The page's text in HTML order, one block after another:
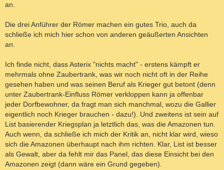
an.
Die drei Anführer der Römer machen ein gutes Trio, auch da
schließe ich mich hier schon von anderen geäußerten Ansichten
an.
Ich finde nicht, dass Asterix "nichts macht" - erstens kämpft er
mehrmals ohne Zaubertrank, was wir noch nicht oft in der Reihe
gesehen haben und was seinen Beruf als Krieger gut betont (denn
unter Zaubertrank-Einfluss Römer verkloppen kann ja offenbar
jeder Dorfbewohner, da fragt man sich manchmal, wozu die Gallier
eigentlich noch Krieger brauchen - dazu!). Und zweitens ist sein auf
List basierender Kriegsplan ja letztlich das, was die Amazonen tun.
Auch wenn, da schließe ich mich der Kritik an, nicht klar wird, wieso
sich die Amazonen überhaupt nach ihm richten. Klar, List ist besser
als Gewalt, aber da fehlt mir das Panel, das diese Einsicht bei den
Amazonen zeigt (dann wäre ein Grund gegeben).